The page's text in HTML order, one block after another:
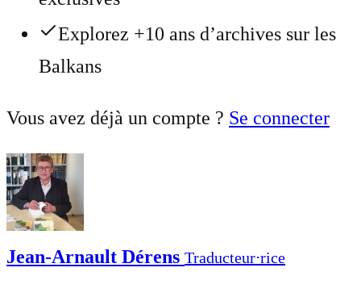
Explorez +10 ans d’archives sur les
Balkans
Vous avez déjà un compte ? Se connecter
Jean-Arnault Dérens Traducteur⋅rice